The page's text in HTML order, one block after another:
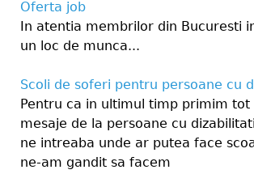
Oferta job
In atentia membrilor din Bucuresti
un loc de munca...
Scoli de soferi pentru persoane cu
Pentru ca in ultimul timp primim tot
mesaje de la persoane cu
ne intreaba unde ar putea face
ne-am gandit sa facem